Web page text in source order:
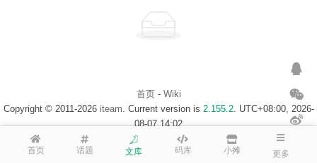
首页 话题 文库 码库 小摊 更多
首页- Wiki
Copyright © 2011-2026 iteam. Current version is 2.155.2. UTC+08:00, 2026-
08-07 14:02
浙ICP备14020137号-1 $访客地图$